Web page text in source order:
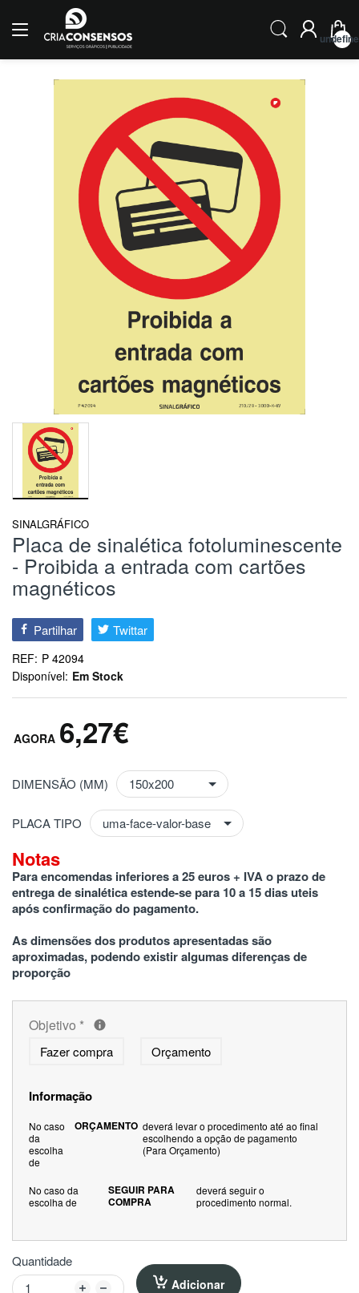
SINALGRÁFICO
Placa de sinalética fotoluminescente
- Proibida a entrada com cartões
magnéticos
Partilhar Twittar
REF: P 42094
Disponível: Em Stock
6,27€
DIMENSÃO (MM)
PLACA TIPO
Notas
Para encomendas inferiores a 25 euros + IVA o prazo de
entrega de sinalética estende-se para 10 a 15 dias uteis
após confirmação do pagamento.
As dimensões dos produtos apresentadas são
aproximadas, podendo existir algumas diferenças de
proporção
Objetivo *
Fazer compra Orçamento
Informação
No caso
da
escolha
de
ORÇAMENTO deverá levar o procedimento até ao final
escolhendo a opção de pagamento
(Para Orçamento)
No caso da
escolha de
SEGUIR PARA
COMPRA
deverá seguir o
procedimento normal.
Quantidade
Adicionar